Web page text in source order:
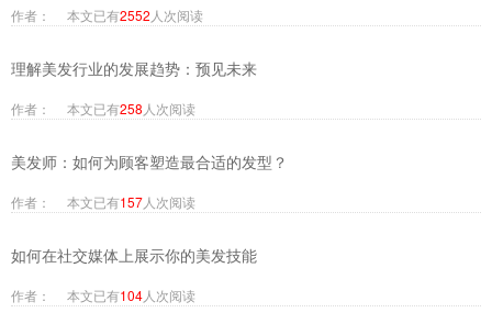
作者： 本文已有2552 人次阅读
理解美发行业的发展趋势：预见未来
作者： 本文已有258 人次阅读
美发师：如何为顾客塑造最合适的发型？
作者： 本文已有157人次阅读
如何在社交媒体上展示你的美发技能
作者： 本文已有104人次阅读